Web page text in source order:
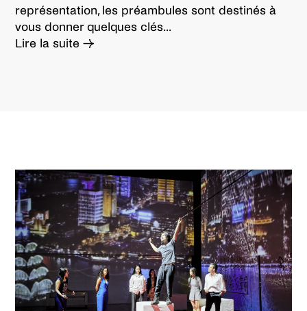
Régie générale
Séverine Combes
représentation, les préambules sont destinés à
vous donner quelques clés...
Lire la suite →